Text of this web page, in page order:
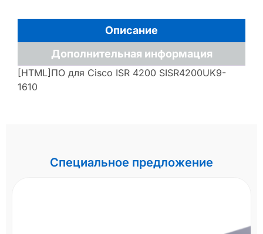
Описание
Дополнительная информация
[HTML]ПО для Cisco ISR 4200 SISR4200UK9-
1610
Специальное предложение